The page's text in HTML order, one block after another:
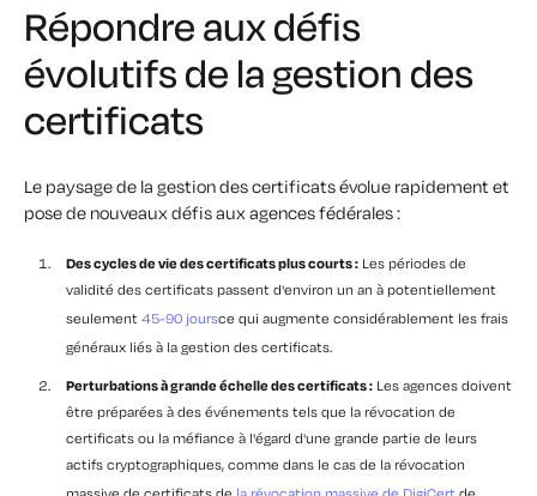
Répondre aux défis
évolutifs de la gestion des
certificats
Le paysage de la gestion des certificats évolue rapidement et
pose de nouveaux défis aux agences fédérales :
Des cycles de vie des certificats plus courts : Les périodes de
validité des certificats passent d'environ un an à potentiellement
seulement 45-90 joursce qui augmente considérablement les frais
généraux liés à la gestion des certificats.
Perturbations à grande échelle des certificats : Les agences doivent
être préparées à des événements tels que la révocation de
certificats ou la méfiance à l'égard d'une grande partie de leurs
actifs cryptographiques, comme dans le cas de la révocation